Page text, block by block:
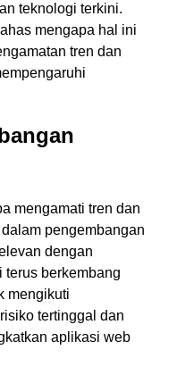
teknologi terkini.
mengapa hal ini
tren dan
mengamati tren dan
pengembangan
dengan
terus berkembang
mengikuti
tertinggal dan
aplikasi web